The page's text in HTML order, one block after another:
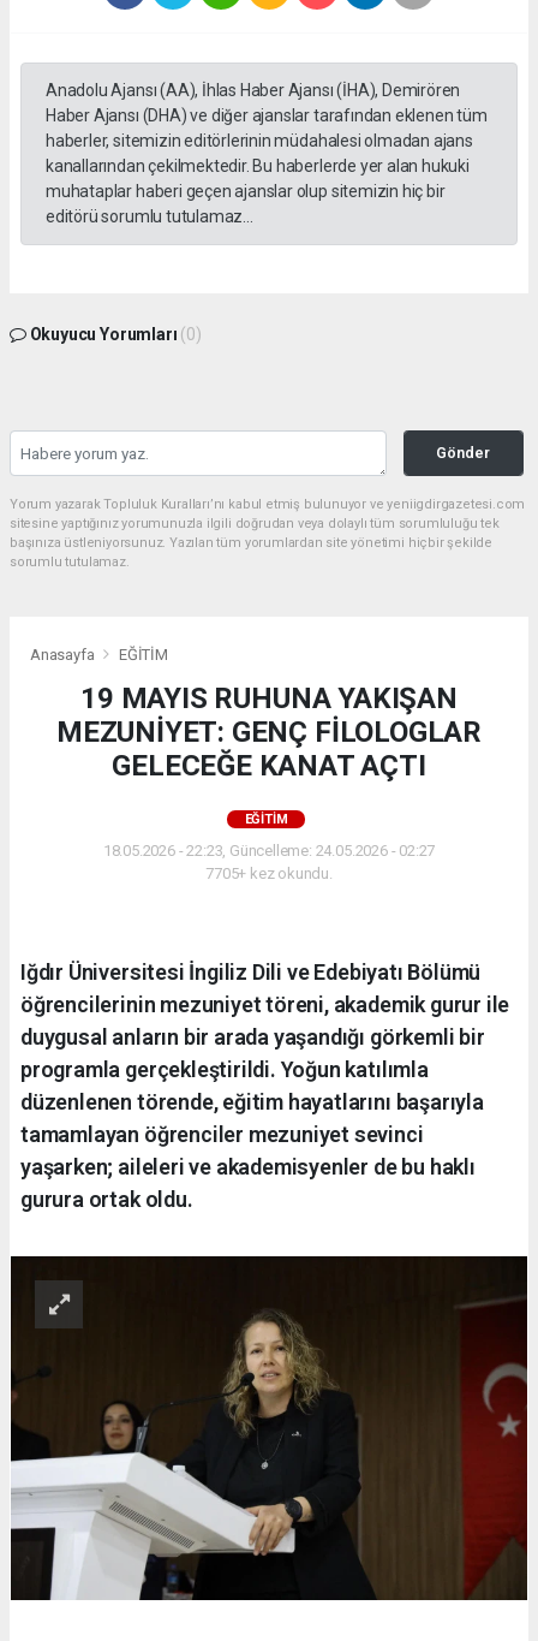
Anadolu Ajansı (AA), İhlas Haber Ajansı (İHA), Demirören
Haber Ajansı (DHA) ve diğer ajanslar tarafından eklenen tüm
haberler, sitemizin editörlerinin müdahalesi olmadan ajans
kanallarından çekilmektedir. Bu haberlerde yer alan hukuki
muhataplar haberi geçen ajanslar olup sitemizin hiç bir
editörü sorumlu tutulamaz...
Okuyucu Yorumları (0)
Gönder
Yorum yazarak Topluluk Kuralları’nı kabul etmiş bulunuyor ve yeniigdirgazetesi.com
sitesine yaptığınız yorumunuzla ilgili doğrudan veya dolaylı tüm sorumluluğu tek
başınıza üstleniyorsunuz. Yazılan tüm yorumlardan site yönetimi hiçbir şekilde
sorumlu tutulamaz.
Anasayfa EĞİTİM
19 MAYIS RUHUNA YAKIŞAN
MEZUNİYET: GENÇ FİLOLOGLAR
GELECEĞE KANAT AÇTI
EĞİTİM
18.05.2026 - 22:23, Güncelleme: 24.05.2026 - 02:27
7705+ kez okundu.
Iğdır Üniversitesi İngiliz Dili ve Edebiyatı Bölümü
öğrencilerinin mezuniyet töreni, akademik gurur ile
duygusal anların bir arada yaşandığı görkemli bir
programla gerçekleştirildi. Yoğun katılımla
düzenlenen törende, eğitim hayatlarını başarıyla
tamamlayan öğrenciler mezuniyet sevinci
yaşarken; aileleri ve akademisyenler de bu haklı
gurura ortak oldu.